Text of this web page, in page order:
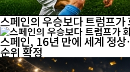
스페인의 우승보다 트럼프
스페인, 16년 만에 세계 정
순위 확정